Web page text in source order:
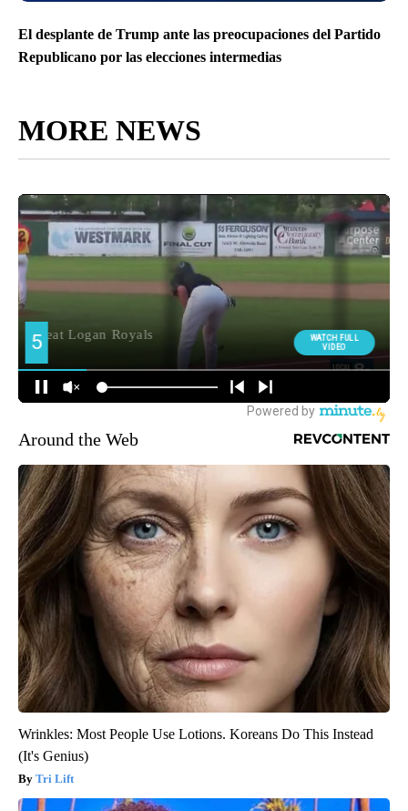
El desplante de Trump ante las preocupaciones del Partido
Republicano por las elecciones intermedias
MORE NEWS
Around the Web
Wrinkles: Most People Use Lotions. Koreans Do This Instead
(It's Genius)
Tri Lift